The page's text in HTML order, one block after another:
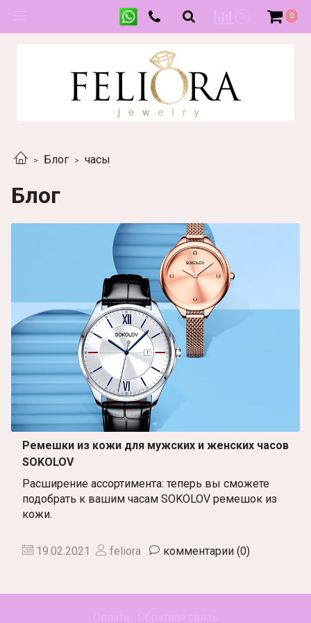
0
Блог часы
Блог
Ремешки из кожи для мужских и женских часов
SOKOLOV
Расширение ассортимента: теперь вы сможете
подобрать к вашим часам SOKOLOV ремешок из
кожи.
19.02.2021 feliora комментарии (0)